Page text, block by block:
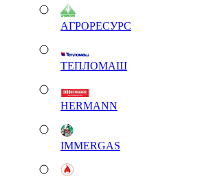
АГРОРЕСУРС
ТЕПЛОМАШ
HERMANN
IMMERGAS